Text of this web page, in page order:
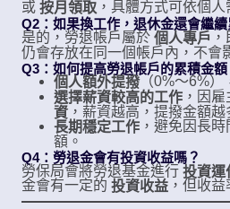
或 按月領取 ，具體方式可依個人
Q2：如果換工作，退休金還會繼續
是的，勞退帳戶屬於 個人專戶
仍會存放在同一個帳戶內，不會
Q3：如何提高勞退帳戶的累積金額
個人額外提撥（0%～6%）
選擇薪資較高的工作 ，因
資 ，薪資越高，提撥金額越
長期穩定工作 ，避免因長
額。
Q4：勞退金會有投資收益嗎？
勞保局會將勞退基金進行 投資運
金會有一定的 投資收益 ，但收益